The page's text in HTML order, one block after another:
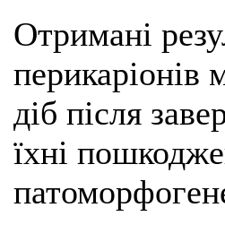
Отримані
перикаріонів
діб після
їхні